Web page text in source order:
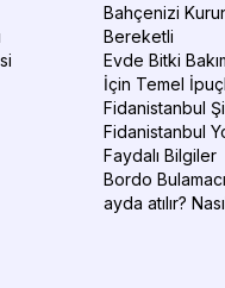
Bahçenizi
Bereketli
Evde Bitki
İçin Temel
Fidanistanbul
Fidanistanbul
Faydalı Bilgiler
Bordo
ayda atılır?